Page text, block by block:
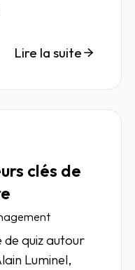
Lire la suite
clés de
de quiz autour
Luminel,